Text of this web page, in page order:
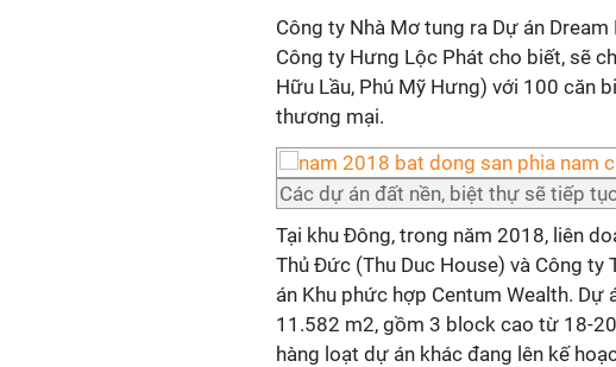
Công ty Nhà Mơ tung ra Dự án
Công ty Hưng Lộc Phát cho biết, sẽ
Hữu Lầu, Phú Mỹ Hưng) với 100 căn
thương mại.
Các dự án đất nền, biệt thự sẽ tiếp
Tại khu Đông, trong năm 2018, liên
Thủ Đức (Thu Duc House) và Công ty
án Khu phức hợp Centum Wealth.
11.582 m2, gồm 3 block cao từ 18-
hàng loạt dự án khác đang lên kế